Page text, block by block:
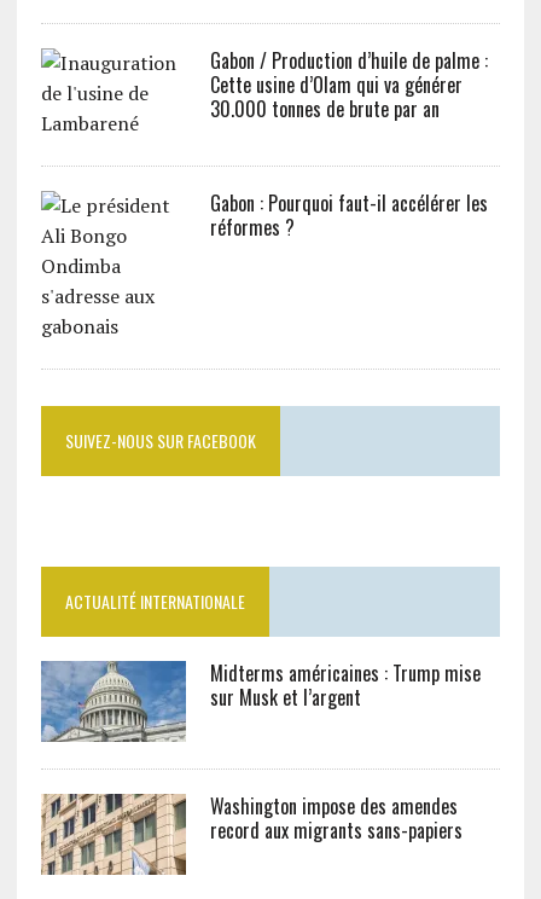
Gabon / Production d’huile de palme :
Cette usine d’Olam qui va générer
30.000 tonnes de brute par an
Gabon : Pourquoi faut-il accélérer les
réformes ?
SUIVEZ-NOUS SUR FACEBOOK
ACTUALITÉ INTERNATIONALE
Midterms américaines : Trump mise
sur Musk et l’argent
Washington impose des amendes
record aux migrants sans-papiers